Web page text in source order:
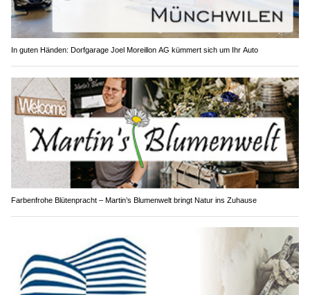
In guten Händen: Dorfgarage Joel Moreillon AG kümmert sich um Ihr Auto
Farbenfrohe Blütenpracht – Martin’s Blumenwelt bringt Natur ins Zuhause